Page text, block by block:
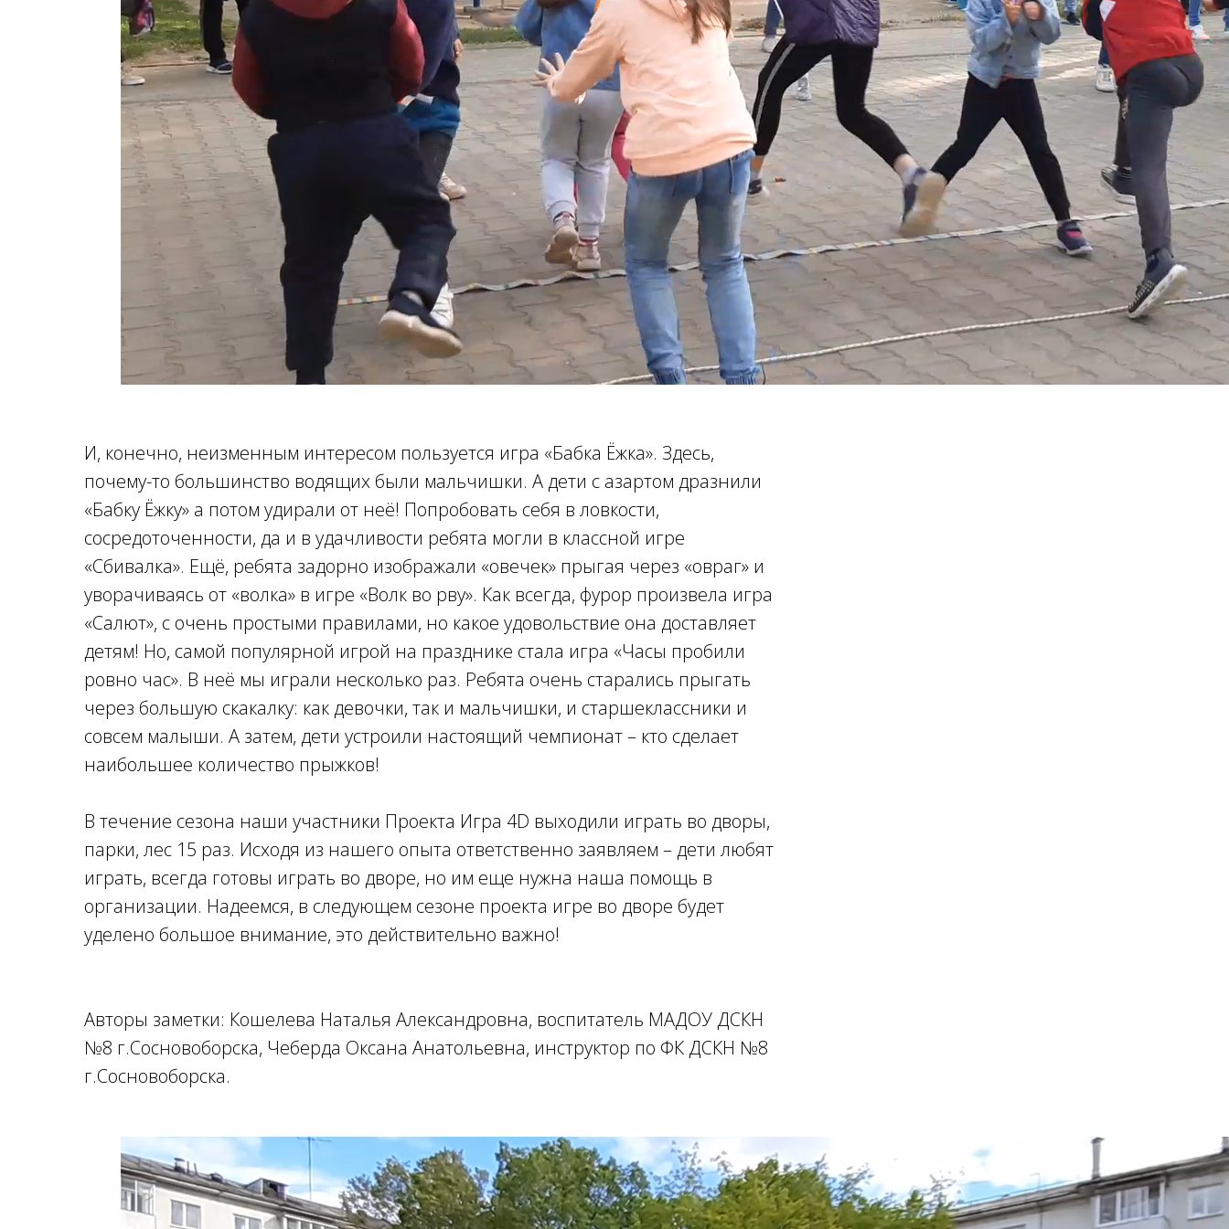
И, конечно, неизменным интересом пользуется игра «Бабка Ёжка». Здесь,
почему-то большинство водящих были мальчишки. А дети с азартом дразнили
«Бабку Ёжку» а потом удирали от неё! Попробовать себя в ловкости,
сосредоточенности, да и в удачливости ребята могли в классной игре
«Сбивалка». Ещё, ребята задорно изображали «овечек» прыгая через «овраг» и
уворачиваясь от «волка» в игре «Волк во рву». Как всегда, фурор произвела игра
«Салют», с очень простыми правилами, но какое удовольствие она доставляет
детям! Но, самой популярной игрой на празднике стала игра «Часы пробили
ровно час». В неё мы играли несколько раз. Ребята очень старались прыгать
через большую скакалку: как девочки, так и мальчишки, и старшеклассники и
совсем малыши. А затем, дети устроили настоящий чемпионат – кто сделает
наибольшее количество прыжков!
В течение сезона наши участники Проекта Игра 4D выходили играть во дворы,
парки, лес 15 раз. Исходя из нашего опыта ответственно заявляем – дети любят
играть, всегда готовы играть во дворе, но им еще нужна наша помощь в
организации. Надеемся, в следующем сезоне проекта игре во дворе будет
уделено большое внимание, это действительно важно!
Авторы заметки: Кошелева Наталья Александровна, воспитатель МАДОУ ДСКН
№8 г.Сосновоборска, Чеберда Оксана Анатольевна, инструктор по ФК ДСКН №8
г.Сосновоборска.